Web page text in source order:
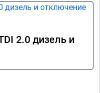
2.0 дизель и